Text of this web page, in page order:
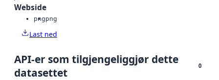
Webside
pngpng
Last ned
API-er som tilgjengeliggjør dette
datasettet
0